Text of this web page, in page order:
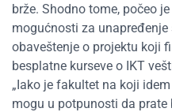
brže. Shodno tome, počeo
mogućnosti za
obaveštenje o projektu koji
besplatne kurseve o IKT
„Iako je fakultet na koji
mogu u potpunosti da prate